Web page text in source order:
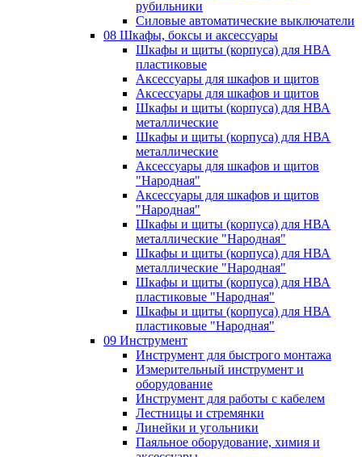
рубильники
Силовые автоматические выключатели
08 Шкафы, боксы и аксессуары
Шкафы и щиты (корпуса) для НВА
пластиковые
Аксессуары для шкафов и щитов
Аксессуары для шкафов и щитов
Шкафы и щиты (корпуса) для НВА
металлические
Шкафы и щиты (корпуса) для НВА
металлические
Аксессуары для шкафов и щитов
"Народная"
Аксессуары для шкафов и щитов
"Народная"
Шкафы и щиты (корпуса) для НВА
металлические "Народная"
Шкафы и щиты (корпуса) для НВА
металлические "Народная"
Шкафы и щиты (корпуса) для НВА
пластиковые "Народная"
Шкафы и щиты (корпуса) для НВА
пластиковые "Народная"
09 Инструмент
Инструмент для быстрого монтажа
Измерительный инструмент и
оборудование
Инструмент для работы с кабелем
Лестницы и стремянки
Линейки и угольники
Паяльное оборудование, химия и